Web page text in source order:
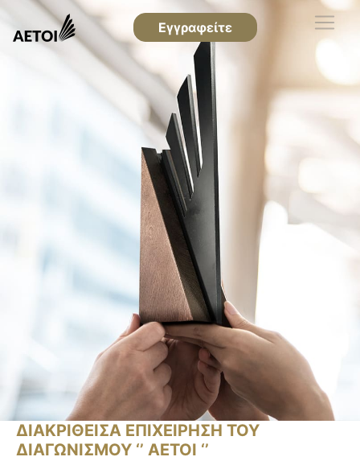
Εγγραφείτε
ΔΙΑΚΡΙΘΕΙΣΑ ΕΠΙΧΕΙΡΗΣΗ ΤΟΥ
ΔΙΑΓΩΝΙΣΜΟΥ ‘’ ΑΕΤΟΙ ‘’